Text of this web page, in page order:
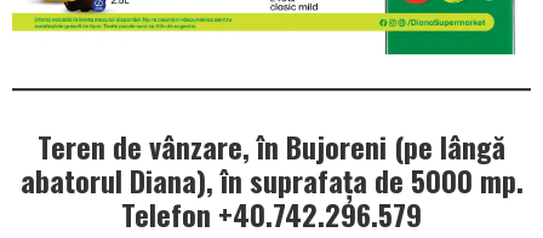
Teren de vânzare, în Bujoreni (pe lângă
abatorul Diana), în suprafața de 5000 mp.
Telefon +40.742.296.579